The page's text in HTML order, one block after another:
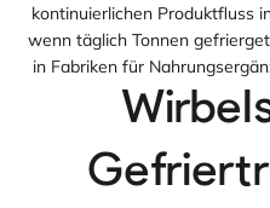
kontinuierlichen Produktfluss
wenn täglich Tonnen
in Fabriken für